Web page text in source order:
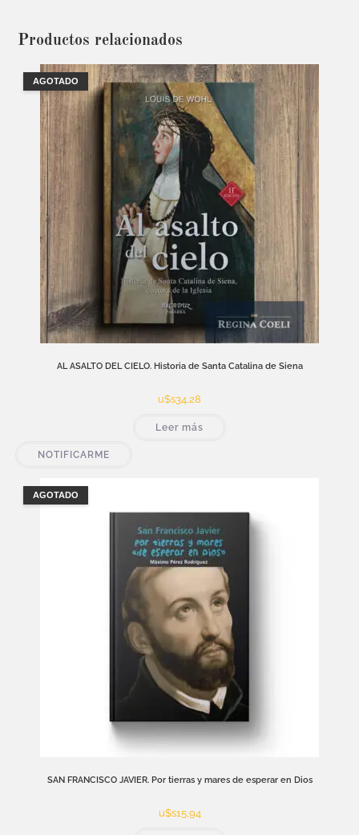
Productos relacionados
AGOTADO
AL ASALTO DEL CIELO. Historia de Santa Catalina de Siena
u$s34,28
Leer más
NOTIFICARME
AGOTADO
SAN FRANCISCO JAVIER. Por tierras y mares de esperar en Dios
u$s15,94